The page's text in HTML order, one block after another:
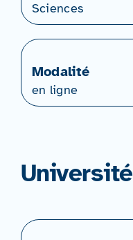
Sciences
Modalité
en ligne
Université